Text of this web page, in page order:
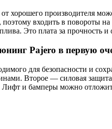
хорошего производителя
входить в повороты
Это плата за прочность
Pajero в первую
для безопасности и
Второе — силовая защита
Лифт и бамперы можно